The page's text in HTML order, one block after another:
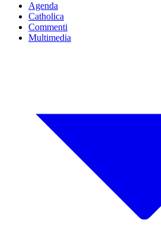
Agenda
Catholica
Commenti
Multimedia